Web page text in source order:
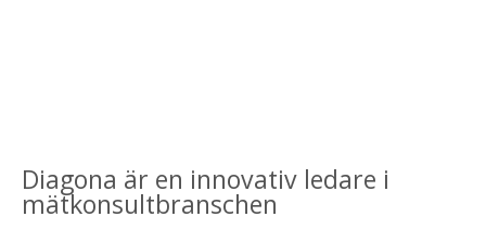
Diagona är en innovativ ledare i
mätkonsultbranschen